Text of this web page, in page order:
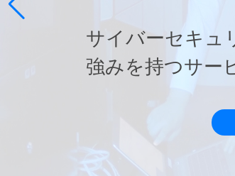
サイバーセキュ
強みを持つサー